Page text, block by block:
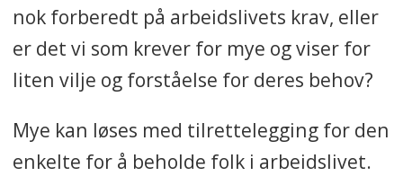
nok forberedt på arbeidslivets krav, eller
er det vi som krever for mye og viser for
liten vilje og forståelse for deres behov?
Mye kan løses med tilrettelegging for den
enkelte for å beholde folk i arbeidslivet.